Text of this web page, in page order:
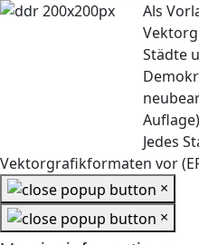
Als
Städte
Auflage)
Jedes
Vektorgrafikformaten vor
×
×